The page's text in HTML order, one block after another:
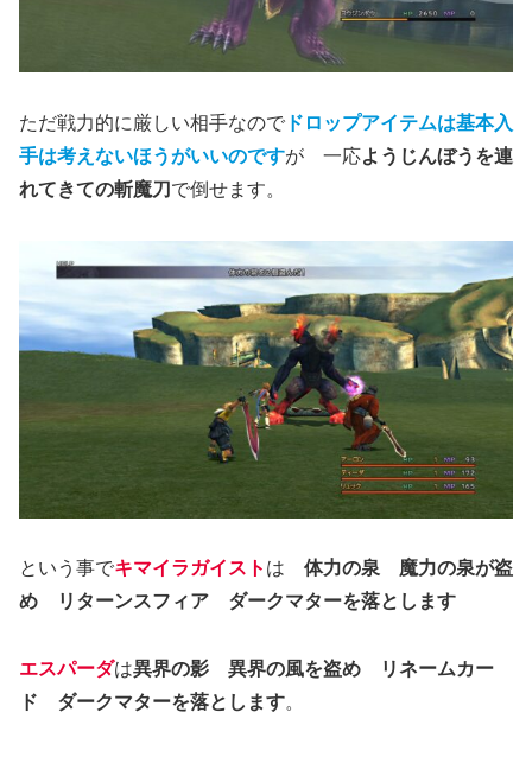
ただ戦力的に厳しい相手なので ドロップアイテムは基本入
手は考えないほうがいいのですが 一応ようじんぼうを連
れてきての斬魔刀 で倒せます。
という事でキマイラガイスト は 体力の泉 魔力の泉が盗
め
リターンスフィア ダークマターを落とします
エスパーダは異界の影 異界の風を盗め リネームカー
ド ダークマターを落とします。